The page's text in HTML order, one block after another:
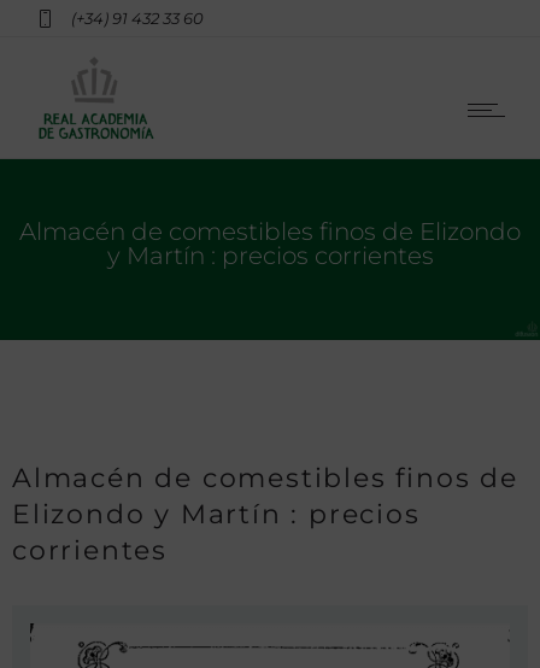
(+34) 91 432 33 60
Almacén de comestibles finos de Elizondo
y Martín : precios corrientes
Almacén de comestibles finos de
Elizondo y Martín : precios
corrientes